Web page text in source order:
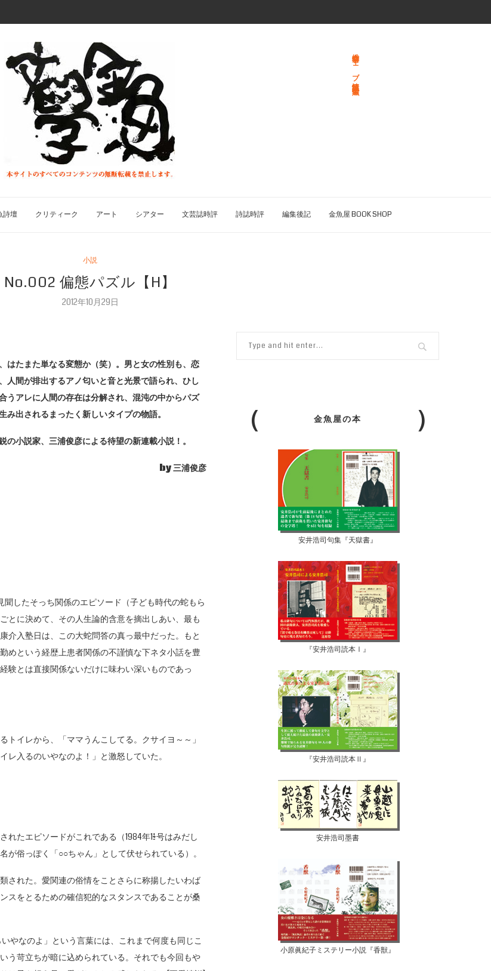
総合文学ウェブ情報誌 文学金魚
詩壇 クリティーク アート シアター 文芸誌時評 詩誌時評 編集後記 金魚屋 BOOK SHOP
小説
No.002 偏態パズル【H】
2012年10月29日
はたまた単なる変態か（笑）。男と女の性別も、恋
人間が排出するアノ匂いと音と光景で語られ、ひし
うアレに人間の存在は分解され、混沌の中からパズ
み出されるまったく新しいタイプの物語。
の小説家、三浦俊彦による待望の新連載小説！。
by 三浦俊彦
したそっち関係のエピソード（子ども時代の蛇もら
とに決めて、その人生論的含意を摘出しあい、最も
介入塾日は、この大蛇問答の真っ最中だった。もと
めという経歴上患者関係の不謹慎な下ネタ小話を豊
験とは直接関係ないだけに味わい深いものであっ
イレから、「ママうんこしてる。クサイヨ～～」
入るのいやなのよ！」と激怒していた。
たエピソードがこれである（1984年11/2号はみだし
俗っぽく「○○ちゃん」として伏せられている）。
された。愛関連の俗情をことさらに称揚したいわば
スをとるための確信犯的なスタンスであることが桑
やなのよ」という言葉には、これまで何度も同じこ
う苛立ちが暗に込められている。それでも今回もや
金魚屋の本
安井浩司句集『天獄書』
『安井浩司読本Ⅰ』
『安井浩司読本Ⅱ』
安井浩司墨書
小原眞紀子ミステリー小説『香獣』